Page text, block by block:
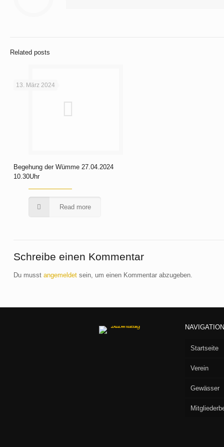
Related posts
13. März 2024
Begehung der Wümme 27.04.2024
10.30Uhr
Read more
Schreibe einen Kommentar
Du musst angemeldetsein, um einen Kommentar abzugeben.
Startseite
Verein
Gewässer
Seen